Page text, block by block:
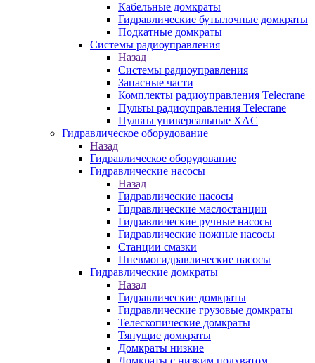
Кабельные домкраты
Гидравлические бутылочные домкраты
Подкатные домкраты
Системы радиоуправления
Назад
Системы радиоуправления
Запасные части
Комплекты радиоуправления Telecrane
Пульты радиоуправления Telecrane
Пульты универсальные XAC
Гидравлическое оборудование
Назад
Гидравлическое оборудование
Гидравлические насосы
Назад
Гидравлические насосы
Гидравлические маслостанции
Гидравлические ручные насосы
Гидравлические ножные насосы
Станции смазки
Пневмогидравлические насосы
Гидравлические домкраты
Назад
Гидравлические домкраты
Гидравлические грузовые домкраты
Телескопические домкраты
Тянущие домкраты
Домкраты низкие
Домкраты с низким подхватом